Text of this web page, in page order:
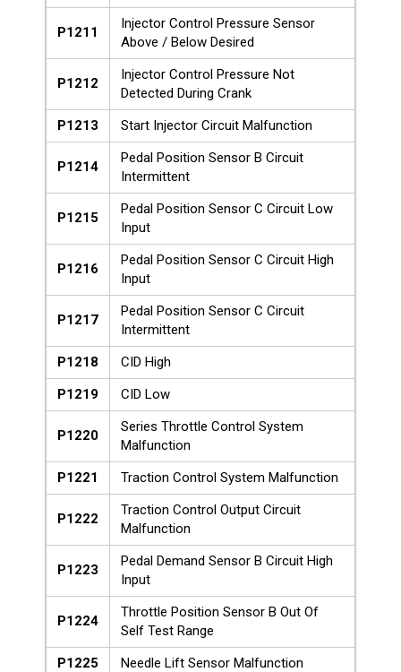
P1211
Injector Control Pressure Sensor
Above / Below Desired
P1212
Injector Control Pressure Not
Detected During Crank
P1213
Start Injector Circuit Malfunction
P1214
Pedal Position Sensor B Circuit
Intermittent
P1215
Pedal Position Sensor C Circuit Low
Input
P1216
Pedal Position Sensor C Circuit High
Input
P1217
Pedal Position Sensor C Circuit
Intermittent
P1218
CID High
P1219
CID Low
P1220
Series Throttle Control System
Malfunction
P1221
Traction Control System Malfunction
P1222
Traction Control Output Circuit
Malfunction
P1223
Pedal Demand Sensor B Circuit High
Input
P1224
Throttle Position Sensor B Out Of
Self Test Range
P1225
Needle Lift Sensor Malfunction